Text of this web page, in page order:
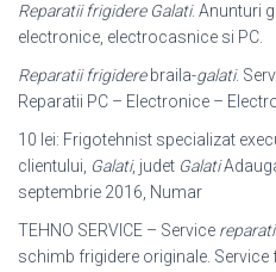
Reparatii frigidere Galati. Anunturi
electronice, electrocasnice si PC.
Reparatii frigiderebraila-galati.
Reparatii PC – Electronice –
10 lei: Frigotehnist specializat
clientului, Galati, judet Galati
septembrie 2016, Numar
TEHNO SERVICE – Service
schimb frigidere originale. Service